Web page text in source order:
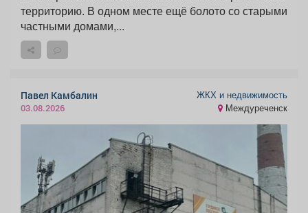
территорию. В одном месте ещё болото со старыми
частными домами,...
Павел Камбалин
03.08.2026
ЖКХ и недвижимость
Междуреченск